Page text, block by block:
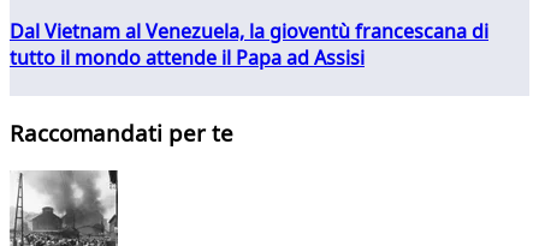
Dal Vietnam al Venezuela, la gioventù francescana di
tutto il mondo attende il Papa ad Assisi
Raccomandati per te